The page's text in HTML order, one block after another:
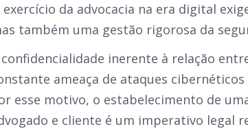
exercício da advocacia na era digital
também uma gestão rigorosa da
confidencialidade inerente à relação
ameaça de ataques
esse motivo, o estabelecimento de
e cliente é um imperativo legal